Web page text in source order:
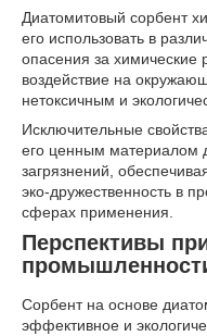
Диатомитовый сорбент
его использовать в
опасения за химические
воздействие на
нетоксичным и
Исключительные
его ценным материалом
загрязнений,
эко-дружественность в
сферах применения.
Перспективы
Сорбент на основе
эффективное и